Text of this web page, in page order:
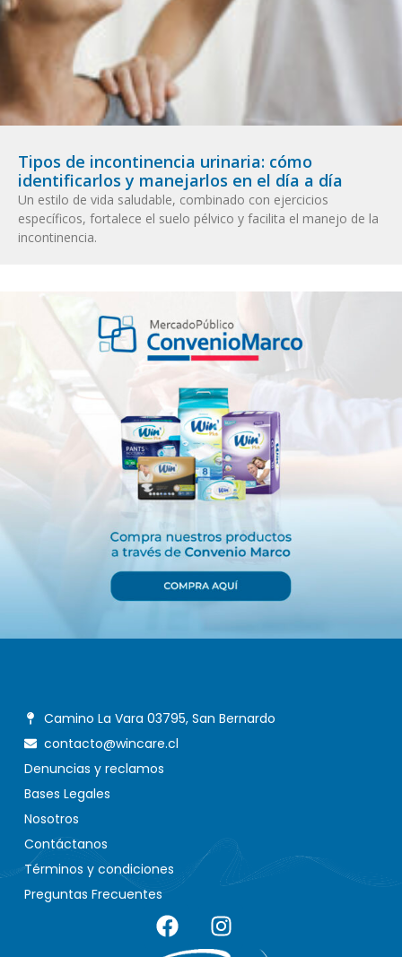
Tipos de incontinencia urinaria: cómo
identificarlos y manejarlos en el día a día
Un estilo de vida saludable, combinado con ejercicios
específicos, fortalece el suelo pélvico y facilita el manejo de la
incontinencia.
Camino La Vara 03795, San Bernardo
contacto@wincare.cl
Denuncias y reclamos
Bases Legales
Nosotros
Contáctanos
Términos y condiciones
Preguntas Frecuentes